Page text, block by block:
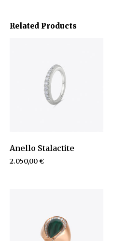
Related Products
Anello Stalactite
2.050,00€